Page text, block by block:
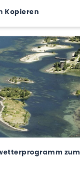
Kopieren
zum